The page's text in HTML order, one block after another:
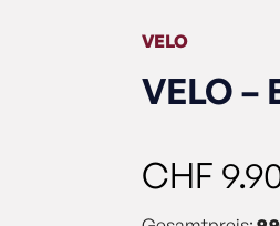
VELO
VELO –
CHF